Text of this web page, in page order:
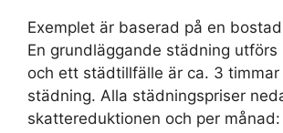
Exemplet är baserad på en
En grundläggande städning utförs
och ett städtillfälle är ca. 3
städning. Alla städningspriser
skattereduktionen och per månad: